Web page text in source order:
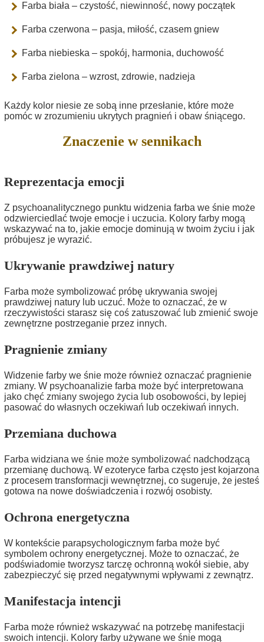
Farba biała – czystość, niewinność, nowy początek
Farba czerwona – pasja, miłość, czasem gniew
Farba niebieska – spokój, harmonia, duchowość
Farba zielona – wzrost, zdrowie, nadzieja
Każdy kolor niesie ze sobą inne przesłanie, które może
pomóc w zrozumieniu ukrytych pragnień i obaw śniącego.
Znaczenie w sennikach
Reprezentacja emocji
Z psychoanalitycznego punktu widzenia farba we śnie może
odzwierciedlać twoje emocje i uczucia. Kolory farby mogą
wskazywać na to, jakie emocje dominują w twoim życiu i jak
próbujesz je wyrazić.
Ukrywanie prawdziwej natury
Farba może symbolizować próbę ukrywania swojej
prawdziwej natury lub uczuć. Może to oznaczać, że w
rzeczywistości starasz się coś zatuszować lub zmienić swoje
zewnętrzne postrzeganie przez innych.
Pragnienie zmiany
Widzenie farby we śnie może również oznaczać pragnienie
zmiany. W psychoanalizie farba może być interpretowana
jako chęć zmiany swojego życia lub osobowości, by lepiej
pasować do własnych oczekiwań lub oczekiwań innych.
Przemiana duchowa
Farba widziana we śnie może symbolizować nadchodzącą
przemianę duchową. W ezoteryce farba często jest kojarzona
z procesem transformacji wewnętrznej, co sugeruje, że jesteś
gotowa na nowe doświadczenia i rozwój osobisty.
Ochrona energetyczna
W kontekście parapsychologicznym farba może być
symbolem ochrony energetycznej. Może to oznaczać, że
podświadomie tworzysz tarczę ochronną wokół siebie, aby
zabezpieczyć się przed negatywnymi wpływami z zewnątrz.
Manifestacja intencji
Farba może również wskazywać na potrzebę manifestacji
swoich intencji. Kolory farby używane we śnie mogą